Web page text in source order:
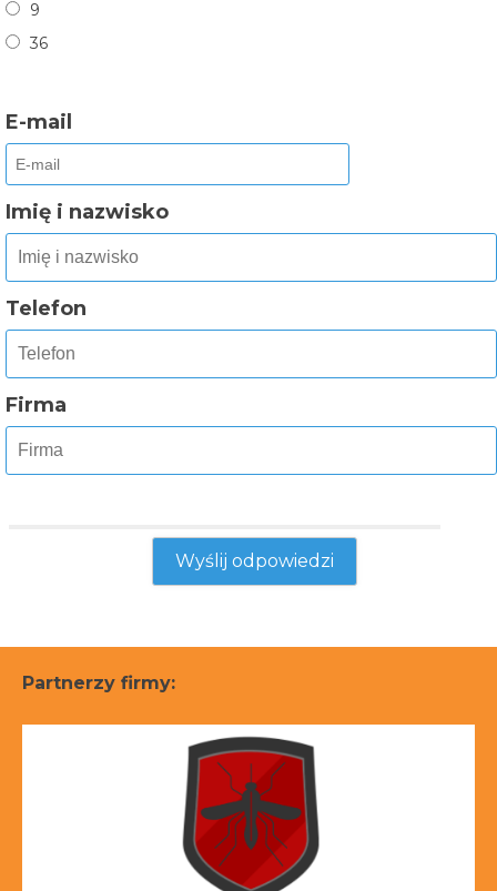
9
36
E-mail
Imię i nazwisko
Telefon
Firma
Partnerzy firmy: